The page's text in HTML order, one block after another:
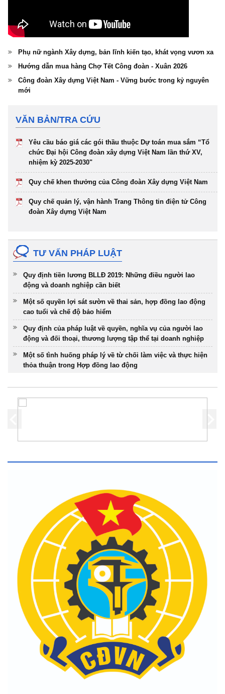
Phụ nữ ngành Xây dựng, bản lĩnh kiến tạo, khát vọng vươn xa
Hướng dẫn mua hàng Chợ Tết Công đoàn - Xuân 2026
Công đoàn Xây dựng Việt Nam - Vững bước trong kỷ nguyên
mới
VĂN BẢN/TRA CỨU
Yêu cầu báo giá các gói thầu thuộc Dự toán mua sắm “Tổ
chức Đại hội Công đoàn xây dựng Việt Nam lần thứ XV,
nhiệm kỳ 2025-2030"
Quy chế khen thưởng của Công đoàn Xây dựng Việt Nam
Quy chế quản lý, vận hành Trang Thông tin điện tử Công
đoàn Xây dựng Việt Nam
TƯ VẤN PHÁP LUẬT
Quy định tiền lương BLLĐ 2019: Những điều người lao
động và doanh nghiệp cần biết
Một số quyền lợi sát sườn về thai sản, hợp đồng lao động
cao tuổi và chế độ bảo hiểm
Quy định của pháp luật về quyền, nghĩa vụ của người lao
động và đối thoại, thương lượng tập thể tại doanh nghiệp
Một số tình huống pháp lý về từ chối làm việc và thực hiện
thỏa thuận trong Hợp đồng lao động